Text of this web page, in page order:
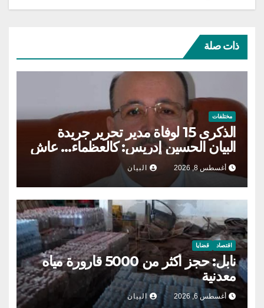
ذات صلة
مختلفات
الذكرى 15 لوفاة مدير تحرير جريدة
البيان الحسين إدريس: كالعظماء… عاش
شامخا ورحل واقفا
أغسطس 8, 2026 البيان
اقتصاد قضايا
نابل: حجز أكثر من 5000 قارورة مياه
معدنية
أغسطس 6, 2026 البيان